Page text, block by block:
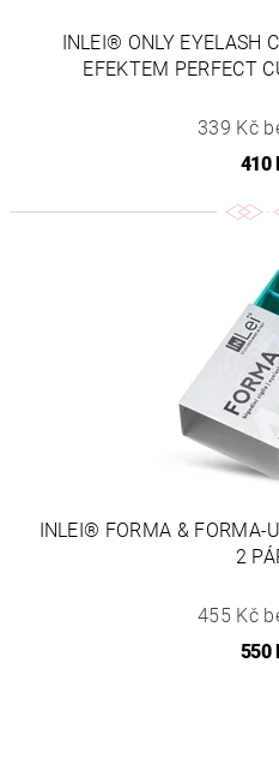
INLEI® ONLY EYELASH
EFEKTEM PERFECT
339 Kč
410
INLEI® FORMA & FORMA-
2
455 Kč
550